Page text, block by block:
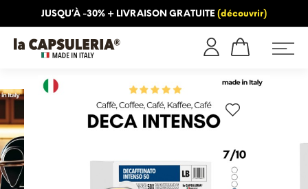
JUSQU’À -30% + LIVRAISON GRATUITE (découvrir)